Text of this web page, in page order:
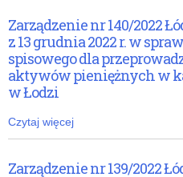
Zarządzenie nr 140/2022
z 13 grudnia 2022 r. w
spisowego dla
aktywów pieniężnych w
w Łodzi
Czytaj więcej
Zarządzenie nr 139/2022